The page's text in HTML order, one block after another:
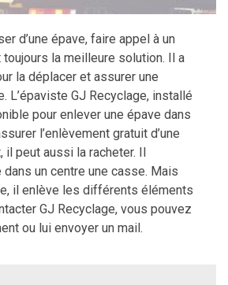
d’une épave, faire appel à un
la meilleure solution. Il a
la déplacer et assurer une
L’épaviste GJ Recyclage, installé
pour enlever une épave dans
l’enlèvement gratuit d’une
il peut aussi la racheter. Il
dans un centre une casse. Mais
il enlève les différents éléments
GJ Recyclage, vous pouvez
ou lui envoyer un mail.